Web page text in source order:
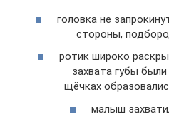
головка не
стороны,
ротик широко
захвата губы
щёчках
малыш